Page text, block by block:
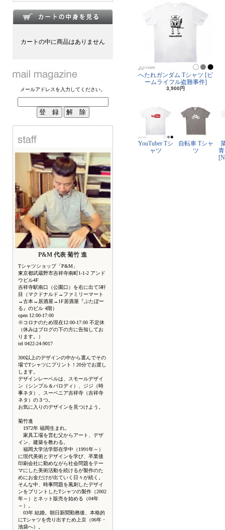
カートの中に商品はありません
メールアドレスを入力してください。
P&M 代表 菊竹 進
Tシャツショップ「P&M」
東京都武蔵野市吉祥寺南町1-1-2 アンド
ウビル4F
吉祥寺駅南口（公園口）を右に出て5軒
目（マクドナルド→ファミリーマート
→古本→居酒屋→1F居酒屋『ぶたぼー
る』のビル 4階）
open 12:00-17:00
※コロナのため現在12:00-17:00 不定休
（休みはブログの下の方に告知してお
ります。）
tel 0422-24-9017
300以上のデザインの中から選んでその
場でTシャツにプリント！20分でお渡し
します。
デザインレーベルは、スモールデザイ
ン（シンプル＆パロディ）、ジジ（時
事ネタ）、スーベニア吉祥寺（吉祥寺
ネタ）の３つ。
お気に入りのデザインを見つけよう。
菊竹進
1972年 福岡生まれ。
家具工場を営む父からアート、デザ
イン、建築を教わる。
福岡大学法学部在学中（1991年～）
に現代美術とデザインを学び、卒業後
印刷会社に勤めながら社会問題をテー
マにした美術活動を続けるが製作のた
めにお金だけが出ていく日々が続く。
そんな中、時事問題を風刺したデザイ
ンをプリントしたTシャツの製作（2002
年～）とネット販売を始める（04年
～）。
03年 結婚。朝日新聞勤務後、本格的
にTシャツを売り出すため上京（06年・
池袋へ）。
へたれガンダム Tシャツ [ビ
ームライフル盗難事件]
3,900円
YouTuber Tシ
ャツ
自転車 Tシャ
ツ